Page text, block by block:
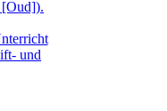
und